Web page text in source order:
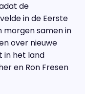
de
in de Eerste
samen in
over nieuwe
in het land
en Ron Fresen